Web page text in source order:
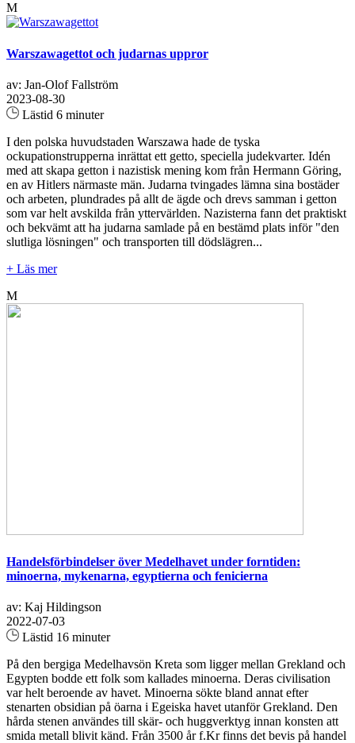
M
Warszawagettot och judarnas uppror
av: Jan-Olof Fallström
2023-08-30
Lästid 6 minuter
I den polska huvudstaden Warszawa hade de tyska
ockupationstrupperna inrättat ett getto, speciella judekvarter. Idén
med att skapa getton i nazistisk mening kom från Hermann Göring,
en av Hitlers närmaste män. Judarna tvingades lämna sina bostäder
och arbeten, plundrades på allt de ägde och drevs samman i getton
som var helt avskilda från yttervärlden. Nazisterna fann det praktiskt
och bekvämt att ha judarna samlade på en bestämd plats inför "den
slutliga lösningen" och transporten till dödslägren...
+ Läs mer
M
Handelsförbindelser över Medelhavet under forntiden:
minoerna, mykenarna, egyptierna och fenicierna
av: Kaj Hildingson
2022-07-03
Lästid 16 minuter
På den bergiga Medelhavsön Kreta som ligger mellan Grekland och
Egypten bodde ett folk som kallades minoerna. Deras civilisation
var helt beroende av havet. Minoerna sökte bland annat efter
stenarten obsidian på öarna i Egeiska havet utanför Grekland. Den
hårda stenen användes till skär- och huggverktyg innan konsten att
smida metall blivit känd. Från 3500 år f.Kr finns det bevis på handel